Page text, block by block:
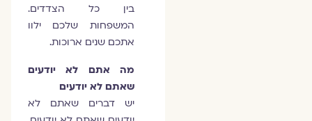
בין כל הצדדים.
המשפחות שלכם ילוו
אתכם שנים ארוכות.
מה אתם לא יודעים
שאתם לא יודעים
יש דברים שאתם לא